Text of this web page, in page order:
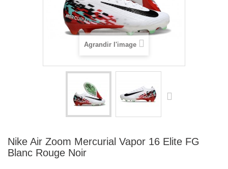
Agrandir l'image
Nike Air Zoom Mercurial Vapor 16 Elite FG
Blanc Rouge Noir